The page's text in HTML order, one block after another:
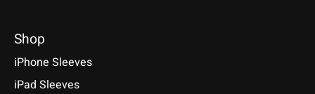
Shop
iPhone Sleeves
iPad Sleeves